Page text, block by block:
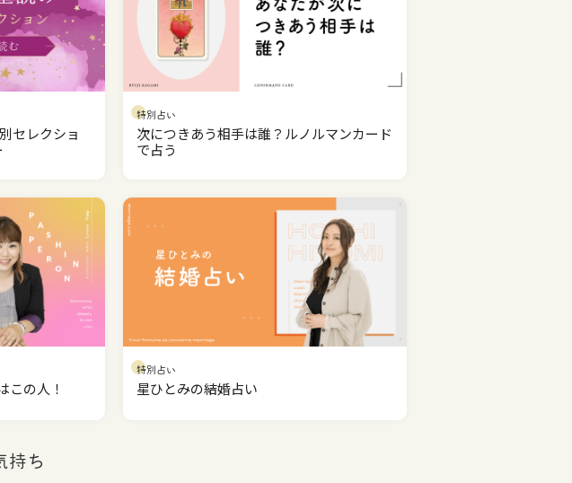
セレクショ
特別占い
次につきあう相手は誰？ルノルマンカード
で占う
この人！
特別占い
星ひとみの結婚占い
持ち